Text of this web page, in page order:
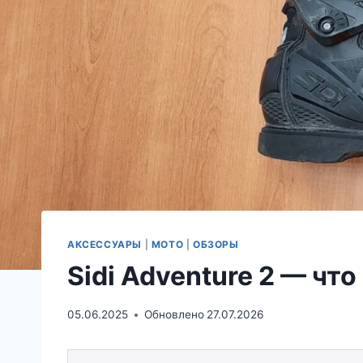
АКСЕССУАРЫ МОТО ОБЗОРЫ
Sidi Adventure 2 — что
05.06.2025 Обновлено 27.07.2026